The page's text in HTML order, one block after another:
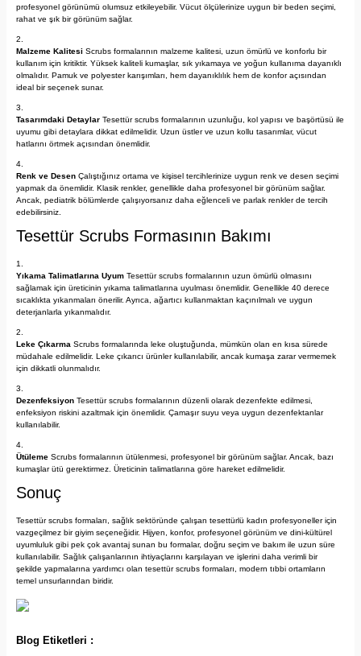
profesyonel görünümü olumsuz etkileyebilir. Vücut ölçülerinize uygun bir beden seçimi,
rahat ve şık bir görünüm sağlar.
Malzeme Kalitesi Scrubs formalarının malzeme kalitesi, uzun ömürlü ve konforlu bir
kullanım için kritiktir. Yüksek kaliteli kumaşlar, sık yıkamaya ve yoğun kullanıma dayanıklı
olmalıdır. Pamuk ve polyester karışımları, hem dayanıklılık hem de konfor açısından
ideal bir seçenek sunar.
Tasarımdaki Detaylar Tesettür scrubs formalarının uzunluğu, kol yapısı ve başörtüsü ile
uyumu gibi detaylara dikkat edilmelidir. Uzun üstler ve uzun kollu tasarımlar, vücut
hatlarını örtmek açısından önemlidir.
Renk ve Desen Çalıştığınız ortama ve kişisel tercihlerinize uygun renk ve desen seçimi
yapmak da önemlidir. Klasik renkler, genellikle daha profesyonel bir görünüm sağlar.
Ancak, pediatrik bölümlerde çalışıyorsanız daha eğlenceli ve parlak renkler de tercih
edebilirsiniz.
Tesettür Scrubs Formasının Bakımı
Yıkama Talimatlarına Uyum Tesettür scrubs formalarının uzun ömürlü olmasını
sağlamak için üreticinin yıkama talimatlarına uyulması önemlidir. Genellikle 40 derece
sıcaklıkta yıkanmaları önerilir. Ayrıca, ağartıcı kullanmaktan kaçınılmalı ve uygun
deterjanlarla yıkanmalıdır.
Leke Çıkarma Scrubs formalarında leke oluştuğunda, mümkün olan en kısa sürede
müdahale edilmelidir. Leke çıkarıcı ürünler kullanılabilir, ancak kumaşa zarar vermemek
için dikkatli olunmalıdır.
Dezenfeksiyon Tesettür scrubs formalarının düzenli olarak dezenfekte edilmesi,
enfeksiyon riskini azaltmak için önemlidir. Çamaşır suyu veya uygun dezenfektanlar
kullanılabilir.
Ütüleme Scrubs formalarının ütülenmesi, profesyonel bir görünüm sağlar. Ancak, bazı
kumaşlar ütü gerektirmez. Üreticinin talimatlarına göre hareket edilmelidir.
Sonuç
Tesettür scrubs formaları, sağlık sektöründe çalışan tesettürlü kadın profesyoneller için
vazgeçilmez bir giyim seçeneğidir. Hijyen, konfor, profesyonel görünüm ve dini-kültürel
uyumluluk gibi pek çok avantaj sunan bu formalar, doğru seçim ve bakım ile uzun süre
kullanılabilir. Sağlık çalışanlarının ihtiyaçlarını karşılayan ve işlerini daha verimli bir
şekilde yapmalarına yardımcı olan tesettür scrubs formaları, modern tıbbi ortamların
temel unsurlarından biridir.
Blog Etiketleri :